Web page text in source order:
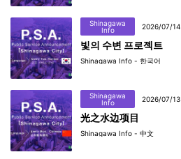
Shinagawa
Info
2026/07/14
빛의 수변 프로젝트
Shinagawa Info - 한국어
Shinagawa
Info
2026/07/13
光之水边项目
Shinagawa Info - 中文